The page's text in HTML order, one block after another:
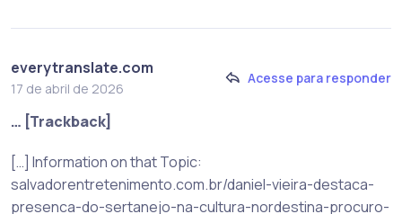
everytranslate.com
17 de abril de 2026
Acesse para responder
… [Trackback]
[…] Information on that Topic:
salvadorentretenimento.com.br/daniel-vieira-destaca-
presenca-do-sertanejo-na-cultura-nordestina-procuro-